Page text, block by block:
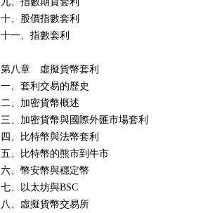
十、股價指數套利
十一、指數套利
第八章 虛擬貨幣套利
一、套利交易的歷史
二、加密貨幣概述
三、加密貨幣與國際外匯市場套利
四、比特幣與法幣套利
五、比特幣的熊市到牛市
六、幣安幣與穩定幣
七、以太坊與BSC
八、虛擬貨幣交易所